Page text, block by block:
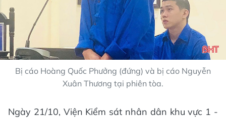
Bị cáo Hoàng Quốc Phưởng (đứng) và bị cáo Nguyễn
Xuân Thương tại phiên tòa.
Ngày 21/10, Viện Kiểm sát nhân dân khu vực 1 -